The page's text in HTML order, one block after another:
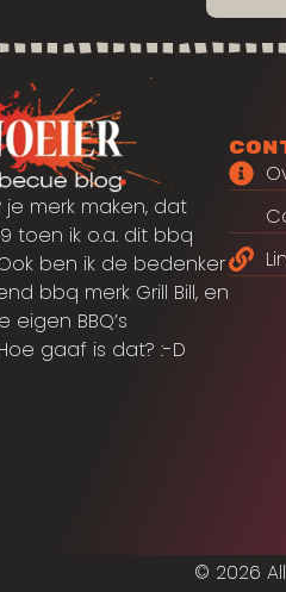
merk maken, dat
toen ik o.a. dit bbq
ben ik de bedenker
bbq merk Grill Bill, en
BBQ’s
gaaf is dat? :-D
© 2026